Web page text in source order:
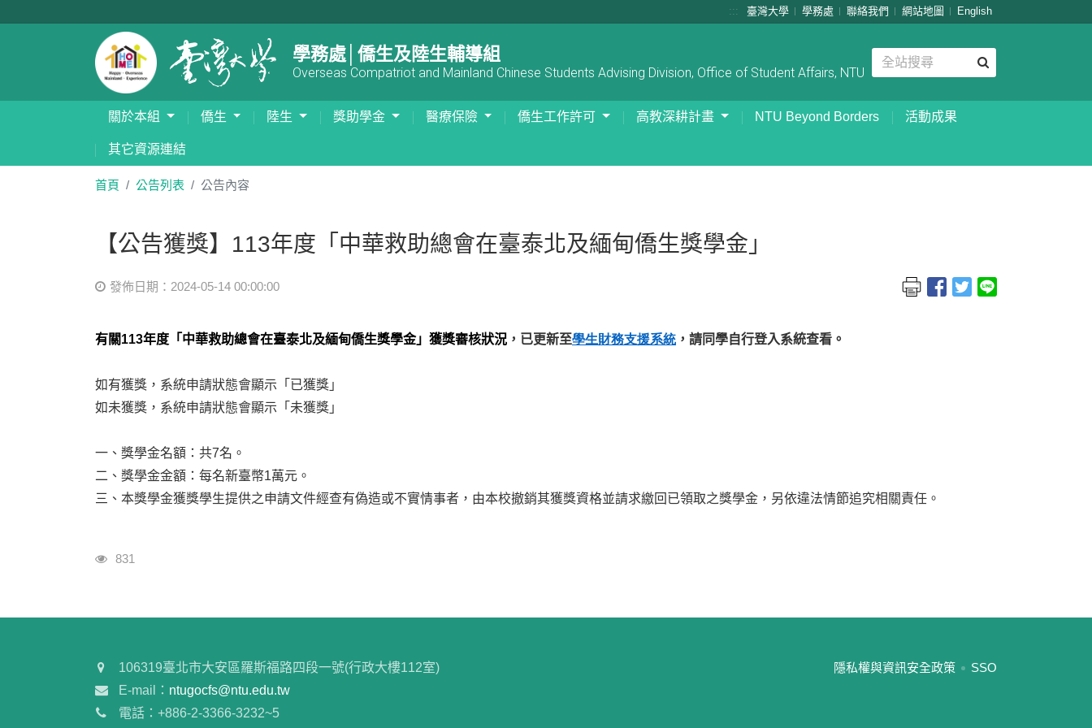
::: 臺灣大學 學務處 聯絡我們 網站地圖 English
學務處│僑生及陸生輔導組
Overseas Compatriot and Mainland Chinese Students Advising Division, Office of Student Affairs, NTU
關於本組 僑生 陸生 獎助學金 醫療保險 僑生工作許可 高教深耕計畫 NTU Beyond Borders 活動成果
其它資源連結
首頁 公告列表 公告內容
【公告獲獎】113年度「中華救助總會在臺泰北及緬甸僑生獎學金」
發佈日期：2024-05-14 00:00:00
有關113年度「中華救助總會在臺泰北及緬甸僑生獎學金」獲獎審核狀況 ，已更新至學生財務支援系統 ，請同學自行登入系統查看。
如有獲獎，系統申請狀態會顯示「已獲獎」
如未獲獎，系統申請狀態會顯示「未獲獎」
一、獎學金名額：共7名。
二、獎學金金額：每名新臺幣1萬元。
三、本獎學金獲獎學生提供之申請文件經查有偽造或不實情事者，由本校撤銷其獲獎資格並請求繳回已領取之獎學金，另依違法情節追究相關責任。
瀏覽人次
831
:::
隱私權與資訊安全政策 SSO
106319臺北市大安區羅斯福路四段一號(行政大樓112室)
E-mail： ntugocfs@ntu.edu.tw
電話：+886-2-3366-3232~5